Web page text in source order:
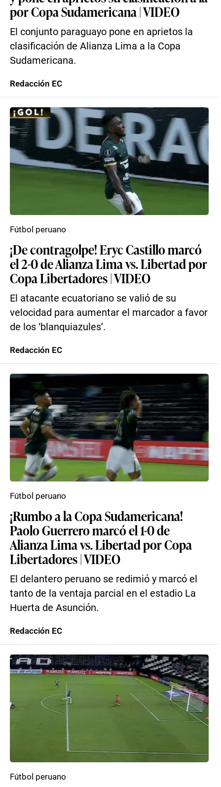
por Copa Sudamericana | VIDEO
El conjunto paraguayo pone en aprietos la
clasificación de Alianza Lima a la Copa
Sudamericana.
Redacción EC
¡De contragolpe! Eryc Castillo marcó
el 2-0 de Alianza Lima vs. Libertad por
Copa Libertadores | VIDEO
El atacante ecuatoriano se valió de su
velocidad para aumentar el marcador a favor
de los ‘blanquiazules’.
Fútbol peruano
Redacción EC
¡Rumbo a la Copa Sudamericana!
Paolo Guerrero marcó el 1-0 de
Alianza Lima vs. Libertad por Copa
Libertadores | VIDEO
El delantero peruano se redimió y marcó el
tanto de la ventaja parcial en el estadio La
Huerta de Asunción.
Fútbol peruano
Redacción EC
Fútbol peruano